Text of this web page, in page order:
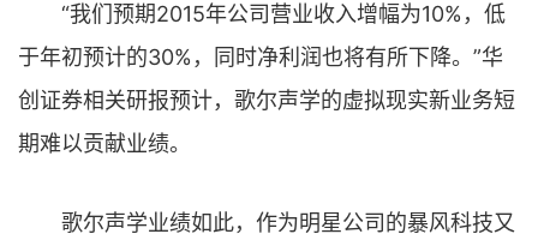
“我们预期2015年公司营业收入增幅为10%，低
于年初预计的30%，同时净利润也将有所下降。”华
创证券相关研报预计，歌尔声学的虚拟现实新业务短
期难以贡献业绩。
歌尔声学业绩如此，作为明星公司的暴风科技又